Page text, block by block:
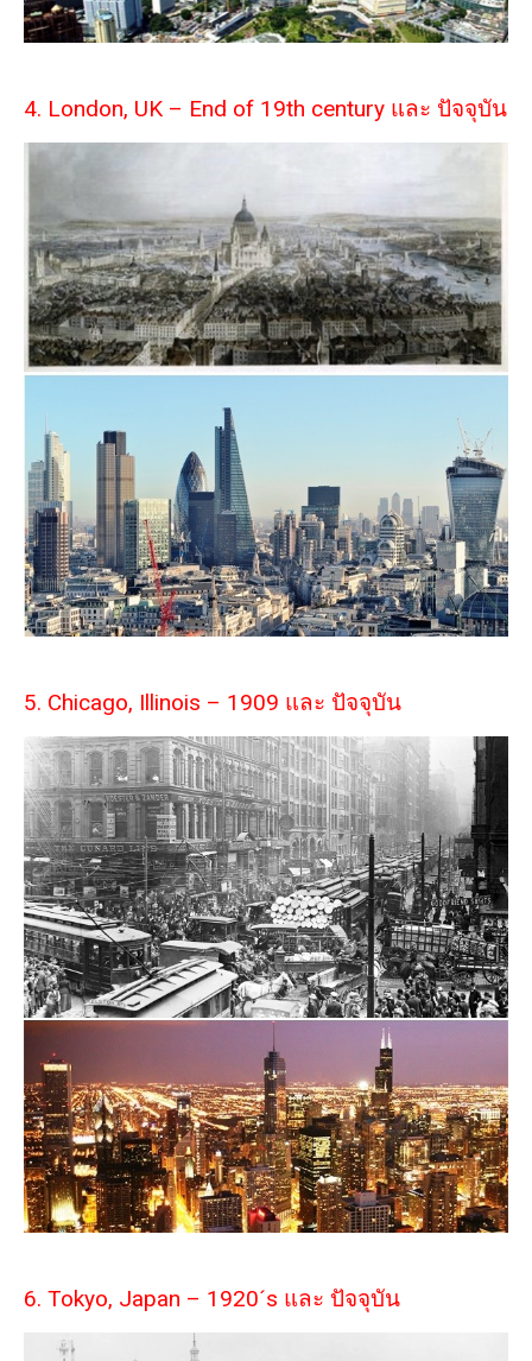
4. London, UK – End of 19th century และ ปัจจุบัน
5. Chicago, Illinois – 1909 และ ปัจจุบัน
6. Tokyo, Japan – 1920´s และ ปัจจุบัน